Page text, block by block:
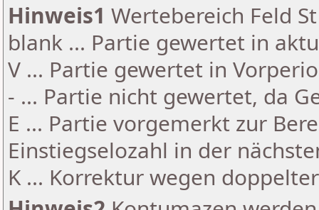
Hinweis1 Wertebereich Feld
blank ... Partie gewertet in
V ... Partie gewertet in
- ... Partie nicht gewertet, da
E ... Partie vorgemerkt zur
Einstiegselozahl in der
K ... Korrektur wegen